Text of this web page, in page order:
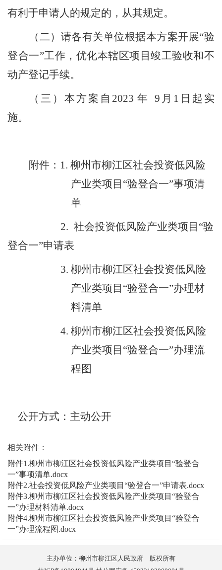
有利于申请人的规定的，从其规定。
（二） 请各有关单位根据本方案开展“验
登合一”工作，优化本辖区项目竣工验收和不
动产登记手续。
（ 三 ） 本方案自 2023年 9 月 1 日起实
施。
附件： 1. 柳州市柳江区社会投资低风险
产业类项目 “验登合一”事项清
单
2. 社会投资低风险产业类项目 “验
登合一”申请表
3. 柳州市柳江区社会投资低风险
产业类项目 “验登合一”办理材
料清单
4. 柳州市柳江区社会投资低风险
产业类项目 “验登合一”办理流
程图
公开方式 ： 主动公开
相关附件：
附件1.柳州市柳江区社会投资低风险产业类项目“验登合
一”事项清单.docx
附件2.社会投资低风险产业类项目“验登合一”申请表.docx
附件3.柳州市柳江区社会投资低风险产业类项目“验登合
一”办理材料清单.docx
附件4.柳州市柳江区社会投资低风险产业类项目“验登合
一”办理流程图.docx
主办单位：柳州市柳江区人民政府 版权所有